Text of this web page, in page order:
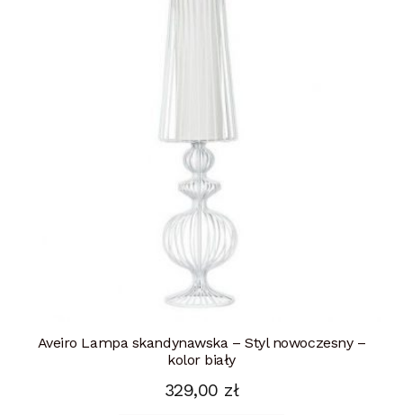
Aveiro Lampa skandynawska – Styl nowoczesny –
kolor biały
329,00 zł